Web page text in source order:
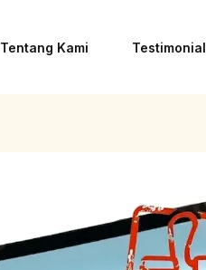
Tentang Kami Testimonial